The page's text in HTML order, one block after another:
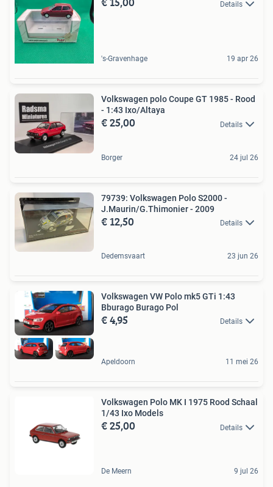
Details
's-Gravenhage 19 apr 26
Volkswagen polo Coupe GT 1985 - Rood
- 1:43 Ixo/Altaya
€ 25,00 Details
Borger 24 jul 26
79739: Volkswagen Polo S2000 -
J.Maurin/G.Thimonier - 2009
€ 12,50 Details
Dedemsvaart 23 jun 26
Volkswagen VW Polo mk5 GTi 1:43
Bburago Burago Pol
€ 4,95 Details
Apeldoorn 11 mei 26
Volkswagen Polo MK I 1975 Rood Schaal
1/43 Ixo Models
€ 25,00 Details
De Meern 9 jul 26